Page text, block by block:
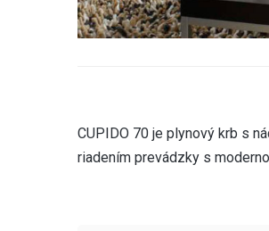
CUPIDO 70 je plynový krb s
riadením prevádzky s